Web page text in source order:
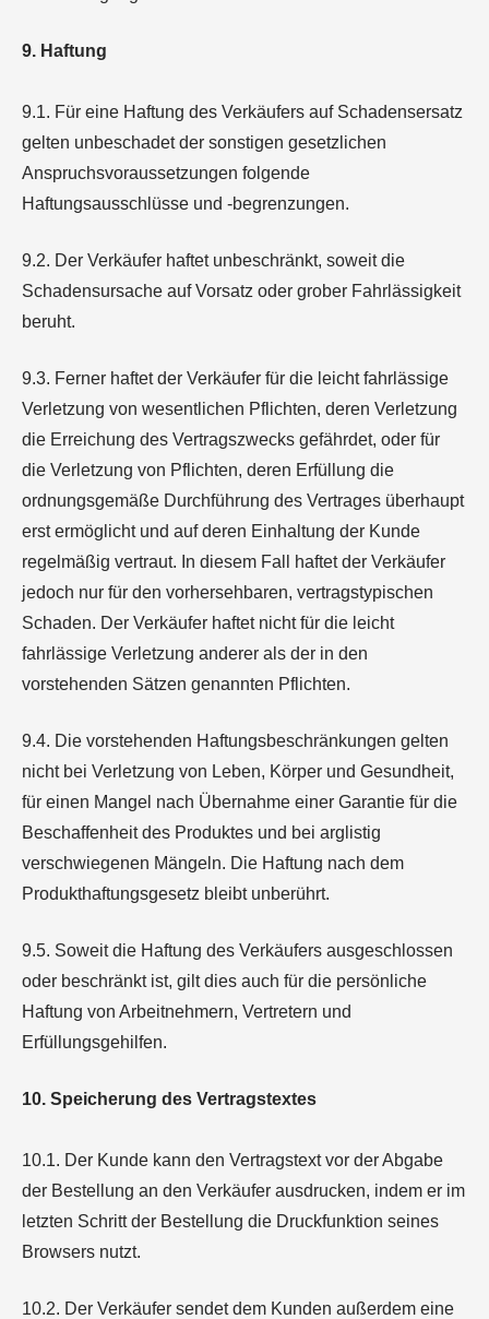
9. Haftung
9.1. Für eine Haftung des Verkäufers auf Schadensersatz
gelten unbeschadet der sonstigen gesetzlichen
Anspruchsvoraussetzungen folgende
Haftungsausschlüsse und -begrenzungen.
9.2. Der Verkäufer haftet unbeschränkt, soweit die
Schadensursache auf Vorsatz oder grober Fahrlässigkeit
beruht.
9.3. Ferner haftet der Verkäufer für die leicht fahrlässige
Verletzung von wesentlichen Pflichten, deren Verletzung
die Erreichung des Vertragszwecks gefährdet, oder für
die Verletzung von Pflichten, deren Erfüllung die
ordnungsgemäße Durchführung des Vertrages überhaupt
erst ermöglicht und auf deren Einhaltung der Kunde
regelmäßig vertraut. In diesem Fall haftet der Verkäufer
jedoch nur für den vorhersehbaren, vertragstypischen
Schaden. Der Verkäufer haftet nicht für die leicht
fahrlässige Verletzung anderer als der in den
vorstehenden Sätzen genannten Pflichten.
9.4. Die vorstehenden Haftungsbeschränkungen gelten
nicht bei Verletzung von Leben, Körper und Gesundheit,
für einen Mangel nach Übernahme einer Garantie für die
Beschaffenheit des Produktes und bei arglistig
verschwiegenen Mängeln. Die Haftung nach dem
Produkthaftungsgesetz bleibt unberührt.
9.5. Soweit die Haftung des Verkäufers ausgeschlossen
oder beschränkt ist, gilt dies auch für die persönliche
Haftung von Arbeitnehmern, Vertretern und
Erfüllungsgehilfen.
10. Speicherung des Vertragstextes
10.1. Der Kunde kann den Vertragstext vor der Abgabe
der Bestellung an den Verkäufer ausdrucken, indem er im
letzten Schritt der Bestellung die Druckfunktion seines
Browsers nutzt.
10.2. Der Verkäufer sendet dem Kunden außerdem eine